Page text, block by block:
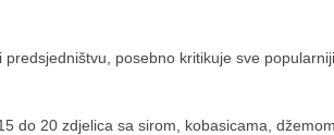
posebno kritikuje sve
do 20 zdjelica sa sirom, kobasicama,